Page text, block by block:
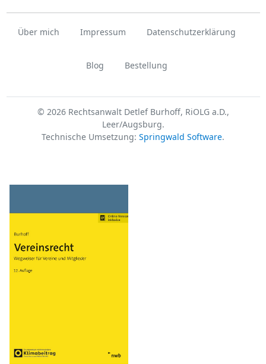
Über mich Impressum Datenschutzerklärung
Blog Bestellung
© 2026 Rechtsanwalt Detlef Burhoff, RiOLG a.D.,
Leer/Augsburg.
Technische Umsetzung: Springwald Software.